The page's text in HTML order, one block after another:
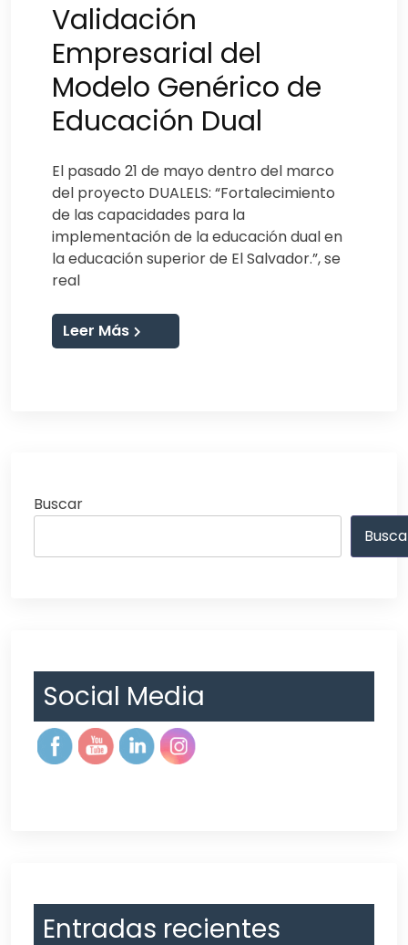
Validación
Empresarial del
Modelo Genérico de
Educación Dual
El pasado 21 de mayo dentro del marco
del proyecto DUALELS: “Fortalecimiento
de las capacidades para la
implementación de la educación dual en
la educación superior de El Salvador.”, se
real
Leer Más
Buscar
Social Media
Entradas recientes